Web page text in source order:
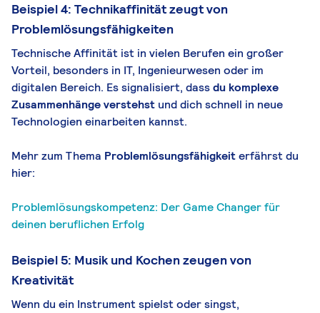
Beispiel 4: Technikaffinität zeugt von
Problemlösungsfähigkeiten
Technische Affinität ist in vielen Berufen ein großer
Vorteil, besonders in IT, Ingenieurwesen oder im
digitalen Bereich. Es signalisiert, dassdu komplexe
Zusammenhänge verstehst und dich schnell in neue
Technologien einarbeiten kannst.
Mehr zum Thema Problemlösungsfähigkeiterfährst du
hier:
Problemlösungskompetenz: Der Game Changer für
deinen beruflichen Erfolg
Beispiel 5: Musik und Kochen zeugen von
Kreativität
Wenn du ein Instrument spielst oder singst,